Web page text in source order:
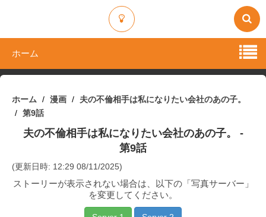
ホーム
ホーム 漫画
夫の不倫相手は私になりたい会社のあの子。
第9話
夫の不倫相手は私になりたい会社のあの子。
-
第9話
(更新日時: 12:29 08/11/2025)
ストーリーが表示されない場合は、以下の「写真サーバー」
を変更してください。